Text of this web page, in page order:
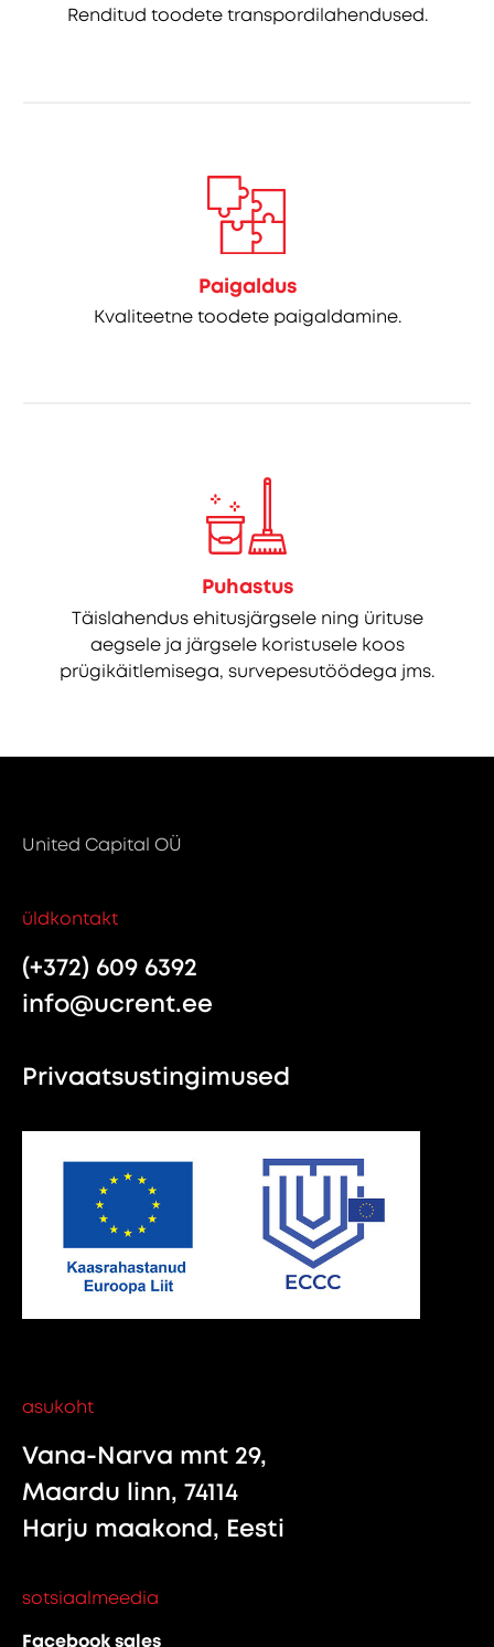
Renditud toodete transpordilahendused.
Paigaldus
Kvaliteetne toodete paigaldamine.
Puhastus
Täislahendus ehitusjärgsele ning ürituse
aegsele ja järgsele koristusele koos
prügikäitlemisega, survepesutöödega jms.
United Capital OÜ
üldkontakt
(+372) 609 6392
info@ucrent.ee
Privaatsustingimused
asukoht
Vana-Narva mnt 29,
Maardu linn, 74114
Harju maakond, Eesti
sotsiaalmeedia
Facebook sales